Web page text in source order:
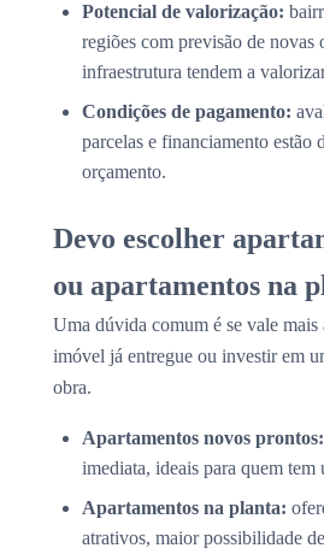
Potencial de valorização:
regiões com previsão de novas
infraestrutura tendem a
Condições de pagamento:
parcelas e financiamento estão
orçamento.
Devo escolher
ou apartamentos na
Uma dúvida comum é se vale mais
imóvel já entregue ou investir em
obra.
Apartamentos novos prontos:
imediata, ideais para quem tem
Apartamentos na planta:
atrativos, maior possibilidade